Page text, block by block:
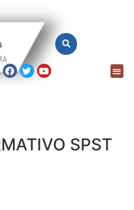
SPST